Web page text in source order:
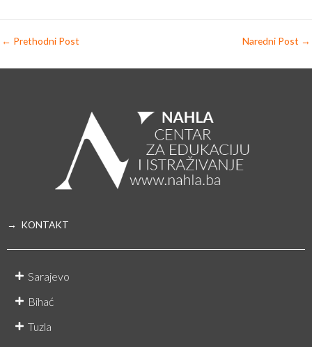
← Prethodni Post Naredni Post →
→ KONTAKT
Sarajevo
Bihać
Tuzla